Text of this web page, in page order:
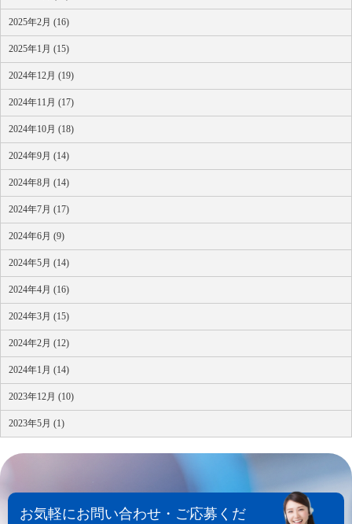
2025年2月 (16)
2025年1月 (15)
2024年12月 (19)
2024年11月 (17)
2024年10月 (18)
2024年9月 (14)
2024年8月 (14)
2024年7月 (17)
2024年6月 (9)
2024年5月 (14)
2024年4月 (16)
2024年3月 (15)
2024年2月 (12)
2024年1月 (14)
2023年12月 (10)
2023年5月 (1)
お気軽にお問い合わせ・ご応募くだ